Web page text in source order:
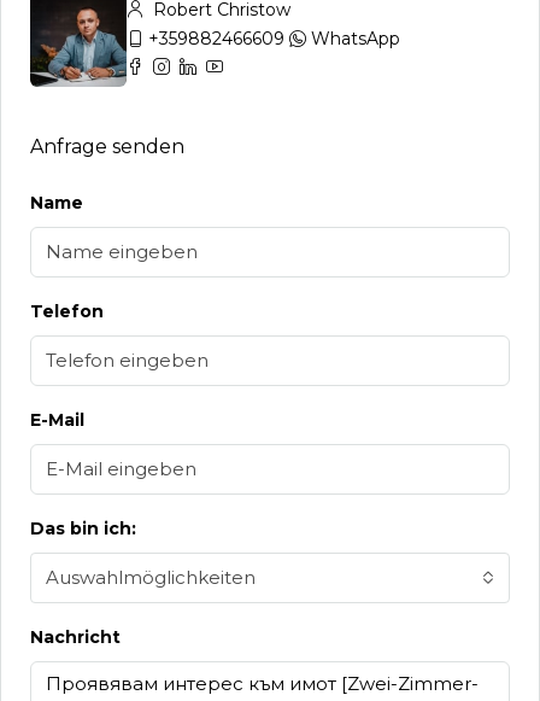
Robert Christow
+359882466609
WhatsApp
Anfrage senden
Name
Telefon
E-Mail
Das bin ich:
Auswahlmöglichkeiten
Nachricht